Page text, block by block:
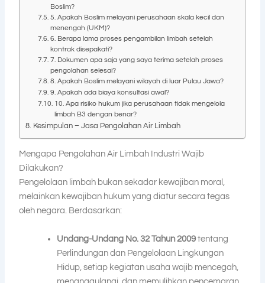
Boslim?
5. Apakah Boslim melayani perusahaan skala kecil dan
menengah (UKM)?
6. Berapa lama proses pengambilan limbah setelah
kontrak disepakati?
7. Dokumen apa saja yang saya terima setelah proses
pengolahan selesai?
8. Apakah Boslim melayani wilayah di luar Pulau Jawa?
9. Apakah ada biaya konsultasi awal?
10. Apa risiko hukum jika perusahaan tidak mengelola
limbah B3 dengan benar?
Kesimpulan – Jasa Pengolahan Air Limbah
Mengapa Pengolahan Air Limbah Industri Wajib
Dilakukan?
Pengelolaan limbah bukan sekadar kewajiban moral,
melainkan kewajiban hukum yang diatur secara tegas
oleh negara. Berdasarkan:
Undang-Undang No. 32 Tahun 2009tentang
Perlindungan dan Pengelolaan Lingkungan
Hidup, setiap kegiatan usaha wajib mencegah,